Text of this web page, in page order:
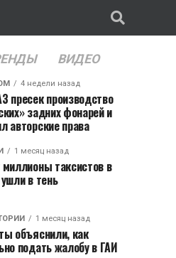
ВИДЕО
4 недели назад
пресек производство
задних фонарей и
авторские права
1 месяц назад
таксистов в
в тень
1 месяц назад
объяснили, как
подать жалобу в ГАИ